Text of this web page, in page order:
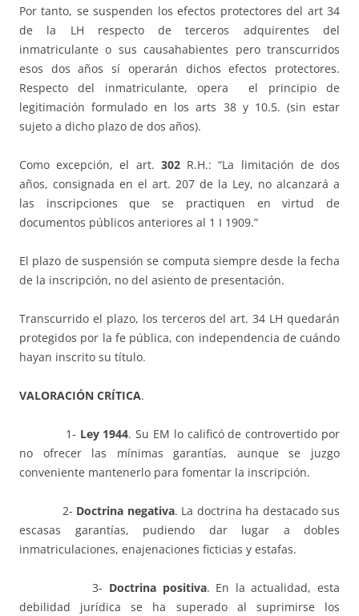
Por tanto, se suspenden los efectos protectores del art 34
de la LH respecto de terceros adquirentes del
inmatriculante o sus causahabientes pero transcurridos
esos dos años sí operarán dichos efectos protectores.
Respecto del inmatriculante, opera el principio de
legitimación formulado en los arts 38 y 10.5. (sin estar
sujeto a dicho plazo de dos años).
Como excepción, el art. 302R.H.: “La limitación de dos
años, consignada en el art. 207 de la Ley, no alcanzará a
las inscripciones que se practiquen en virtud de
documentos públicos anteriores al 1 I 1909.”
El plazo de suspensión se computa siempre desde la fecha
de la inscripción, no del asiento de presentación.
Transcurrido el plazo, los terceros del art. 34 LH quedarán
protegidos por la fe pública, con independencia de cuándo
hayan inscrito su título.
VALORACIÓN CRÍTICA.
1- Ley1944. Su EM lo calificó de controvertido por
no ofrecer las mínimas garantías, aunque se juzgo
conveniente mantenerlo para fomentar la inscripción.
2- Doctrina negativa. La doctrina ha destacado sus
escasas garantías, pudiendo dar lugar a dobles
inmatriculaciones, enajenaciones ficticias y estafas.
3- Doctrina positiva. En la actualidad, esta
debilidad jurídica se ha superado al suprimirse los